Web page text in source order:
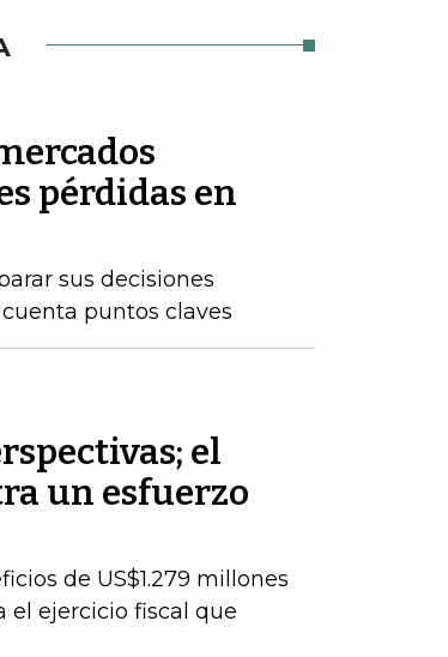
pérdidas en
sus decisiones
puntos claves
el
un esfuerzo
de US$1.279 millones
el ejercicio fiscal que